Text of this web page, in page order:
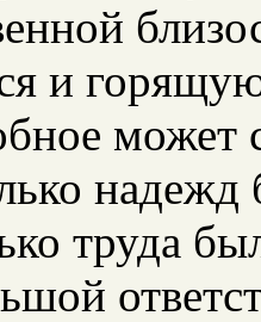
и горящую
надежд
труда